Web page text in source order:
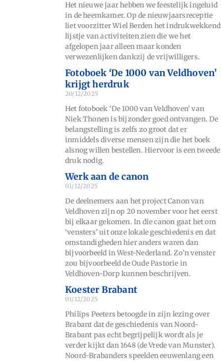
Het nieuwe jaar hebben we feestelijk ingeluid
in de heemkamer. Op de nieuwjaarsreceptie
liet voorzitter Wiel Berden het indrukwekkend
lijstje van activiteiten zien die we het
afgelopen jaar alleen maar konden
verwezenlijken dankzij de vrijwilligers.
Fotoboek ‘De 1000 van Veldhoven’
krijgt herdruk
20/12/2025
Het fotoboek ‘De 1000 van Veldhoven’ van
Niek Thonen is bijzonder goed ontvangen. De
belangstelling is zelfs zo groot dat er
inmiddels diverse mensen zijn die het boek
alsnog willen bestellen. Hiervoor is een tweede
druk nodig.
Werk aan de canon
01/12/2025
De deelnemers aan het project Canon van
Veldhoven zijn op 20 november voor het eerst
bij elkaar gekomen. In die canon gaat het om
‘vensters’ uit onze lokale geschiedenis en dat
omstandigheden hier anders waren dan
bijvoorbeeld in West-Nederland. Zo’n venster
zou bijvoorbeeld de Oude Pastorie in
Veldhoven-Dorp kunnen beschrijven.
Koester Brabant
01/12/2025
Philips Peeters betoogde in zijn lezing over
Brabant dat de geschiedenis van Noord-
Brabant pas echt begrijpelijk wordt als je
verder kijkt dan 1648 (de Vrede van Munster).
Noord-Brabanders speelden eeuwenlang een